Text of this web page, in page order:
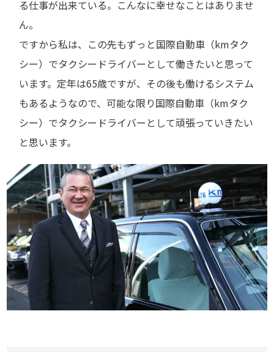
る仕事が出来ている。こんなに幸せなことはありませ
ん。
ですから私は、この先もずっと国際自動車（kmタク
シー）でタクシードライバーとして働きたいと思って
います。定年は65歳ですが、その後も働けるシステム
もあるようなので、可能な限り国際自動車（kmタク
シー）でタクシードライバーとして頑張っていきたい
と思います。